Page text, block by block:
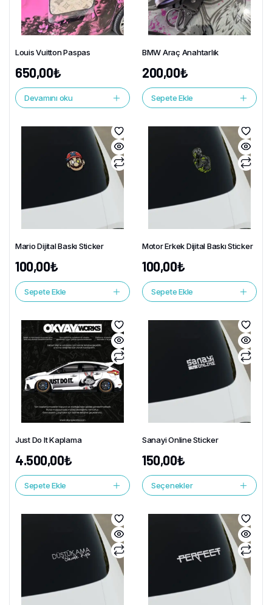
Louis Vuitton Paspas
650,00₺
Devamını oku
BMW Araç Anahtarlık
200,00₺
Sepete Ekle
Mario Dijital Baskı Sticker
100,00₺
Sepete Ekle
Motor Erkek Dijital Baskı Sticker
100,00₺
Sepete Ekle
Just Do It Kaplama
4.500,00₺
Sepete Ekle
Sanayi Online Sticker
150,00₺
Seçenekler